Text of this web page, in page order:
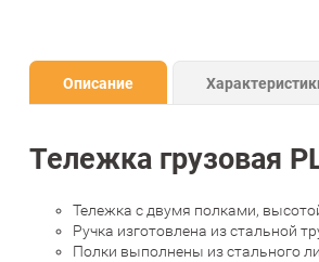
Описание
Тележка грузовая
Тележка с двумя полками,
Ручка изготовлена из стальной
Полки выполнены из стального